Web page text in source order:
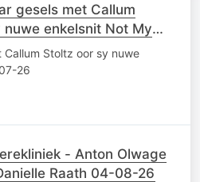
gesels met Callum
nuwe enkelsnit Not My
Callum Stoltz oor sy nuwe
26
- Anton Olwage
Raath 04-08-26